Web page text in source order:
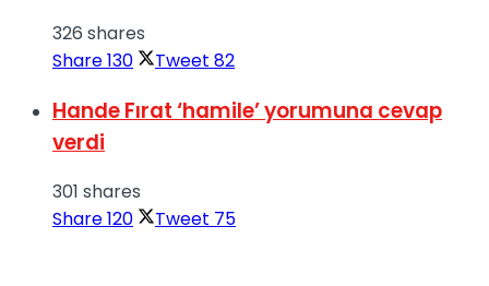
326 shares
Share130 Tweet 82
Hande Fırat ‘hamile’ yorumuna cevap
verdi
301 shares
Share120 Tweet 75